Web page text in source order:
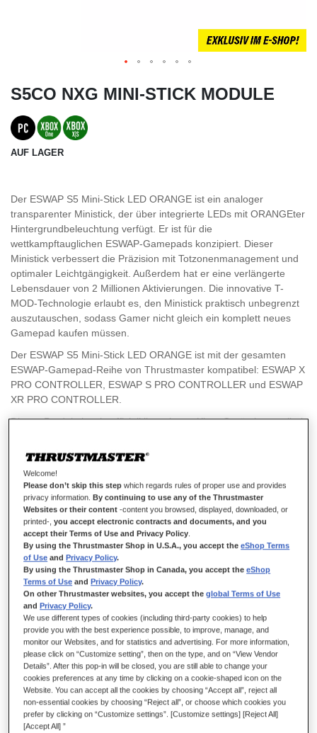
S5CO NXG MINI-STICK MODULE
AUF LAGER
Der ESWAP S5 Mini-Stick LED ORANGE ist ein analoger
transparenter Ministick, der über integrierte LEDs mit ORANGEter
Hintergrundbeleuchtung verfügt. Er ist für die
wettkampftauglichen ESWAP-Gamepads konzipiert. Dieser
Ministick verbessert die Präzision mit Totzonenmanagement und
optimaler Leichtgängigkeit. Außerdem hat er eine verlängerte
Lebensdauer von 2 Millionen Aktivierungen. Die innovative T-
MOD-Technologie erlaubt es, den Ministick praktisch unbegrenzt
auszutauschen, sodass Gamer nicht gleich ein komplett neues
Gamepad kaufen müssen.
Der ESWAP S5 Mini-Stick LED ORANGE ist mit der gesamten
ESWAP-Gamepad-Reihe von Thrustmaster kompatibel: ESWAP X
PRO CONTROLLER, ESWAP S PRO CONTROLLER und ESWAP
XR PRO CONTROLLER.
Dieses Produkt ist ein offiziell lizenziertes Xbox-Gerät, kompatibel
19,99 €
IN DEN WARENKORB
Wunschliste
Seien Sie der Erste, der dieses Produkt bewertet
Details
Welcome!
Please don’t skip this step which regards rules of proper use and provides
privacy information. By continuing to use any of the Thrustmaster
Websites or their content -content you browsed, displayed, downloaded, or
printed-,you accept electronic contracts and documents, and you
accept their Terms of Use and Privacy Policy
By using the Thrustmaster Shop in U.S.A., you accept theeShop Terms
of Use and Privacy Policy.
By using the Thrustmaster Shop in Canada, you accept theeShop
Terms of Use and Privacy Policy.
On other Thrustmaster websites, you accept theglobal Terms of Use
and Privacy Policy.
We use different types of cookies (including third-party cookies) to help
provide you with the best experience possible, to improve, manage, and
monitor our Websites, and for statistics and advertising. For more information,
please click on “Customize setting”, then on the type, and on “View Vendor
Details”. After this pop-in will be closed, you are still able to change your
cookies preferences at any time by clicking on a cookie-shaped icon on the
Website. You can accept all the cookies by choosing “Accept all”, reject all
non-essential cookies by choosing “Reject all”, or choose which cookies you
prefer by clicking on “Customize settings”. [Customize settings] [Reject All]
[Accept All] ”